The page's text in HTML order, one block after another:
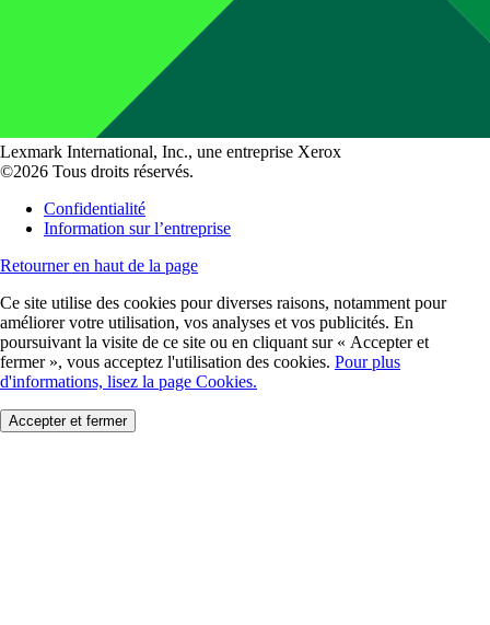
Lexmark International, Inc., une entreprise Xerox
©2026 Tous droits réservés.
Confidentialité
Information sur l’entreprise
Retourner en haut de la page
Ce site utilise des cookies pour diverses raisons, notamment pour
améliorer votre utilisation, vos analyses et vos publicités. En
poursuivant la visite de ce site ou en cliquant sur « Accepter et
fermer », vous acceptez l'utilisation des cookies. Pour plus
d'informations, lisez la page Cookies.
Accepter et fermer